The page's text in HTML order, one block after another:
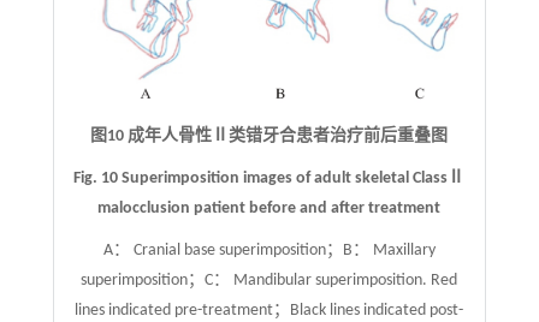
图10 成年人骨性Ⅱ类错牙合患者治疗前后重叠图
Fig. 10 Superimposition images of adult skeletal ClassⅡ
malocclusion patient before and after treatment
A： Cranial base superimposition；B： Maxillary
superimposition；C： Mandibular superimposition. Red
lines indicated pre-treatment；Black lines indicated post-